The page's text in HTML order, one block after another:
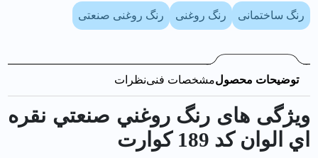
رنگ ساختمانی رنگ روغنی رنگ روغنی صنعتی
توضیحات محصولمشخصات فنینظرات
ویژگی های رنگ روغني صنعتي نقره
اي الوان کد 189 كوارت